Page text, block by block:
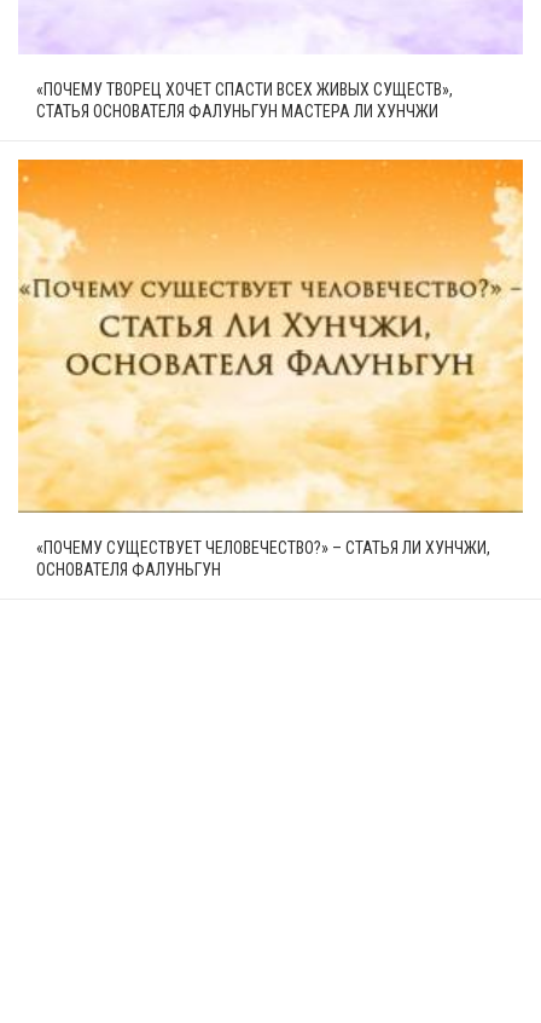
«ПОЧЕМУ ТВОРЕЦ ХОЧЕТ СПАСТИ ВСЕХ ЖИВЫХ СУЩЕСТВ»,
СТАТЬЯ ОСНОВАТЕЛЯ ФАЛУНЬГУН МАСТЕРА ЛИ ХУНЧЖИ
«ПОЧЕМУ СУЩЕСТВУЕТ ЧЕЛОВЕЧЕСТВО?» – СТАТЬЯ ЛИ ХУНЧЖИ,
ОСНОВАТЕЛЯ ФАЛУНЬГУН